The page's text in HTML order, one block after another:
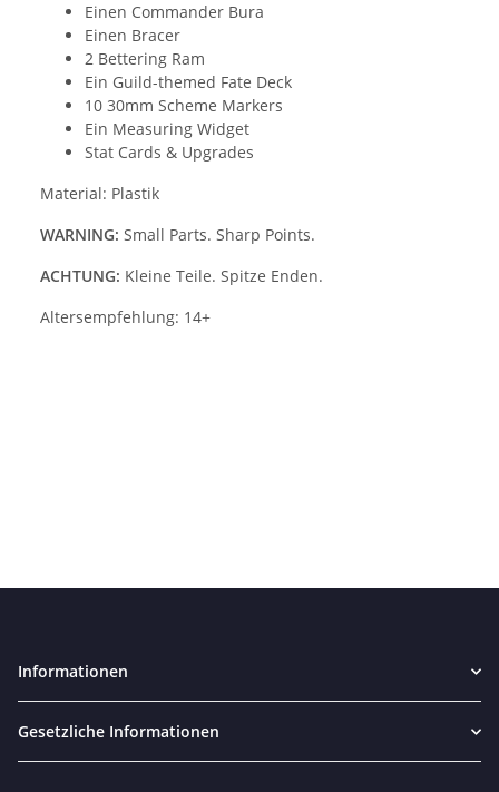
Einen Commander Bura
Einen Bracer
2 Bettering Ram
Ein Guild-themed Fate Deck
10 30mm Scheme Markers
Ein Measuring Widget
Stat Cards & Upgrades
Material: Plastik
WARNING: Small Parts. Sharp Points.
ACHTUNG: Kleine Teile. Spitze Enden.
Altersempfehlung: 14+
Informationen
Gesetzliche Informationen